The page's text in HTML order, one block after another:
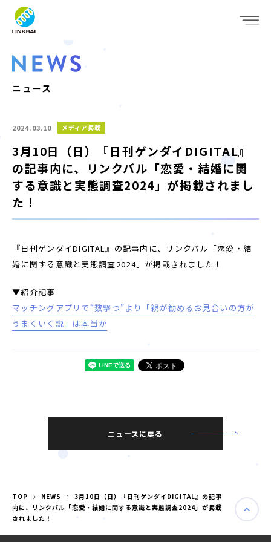
WHO WE ARE
SERVICE
IR
RECRUIT
NEWS
JP
ニュース
2024.03.10 メディア掲載
3月10日（日）『日刊ゲンダイDIGITAL』
の記事内に、リンクバル「恋愛・結婚に関
する意識と実態調査2024」が掲載されまし
た！
『日刊ゲンダイDIGITAL』の記事内に、リンクバル「恋愛・結
婚に関する意識と実態調査2024」が掲載されました！
▼紹介記事
マッチングアプリで“数撃つ”より「親が勧めるお見合いの方が
うまくいく説」は本当か
ニュースに戻る
TOP NEWS
3月10日（日）『日刊ゲンダイDIGITAL』の記事
内に、リンクバル「恋愛・結婚に関する意識と実態調査2024」が掲載
されました！